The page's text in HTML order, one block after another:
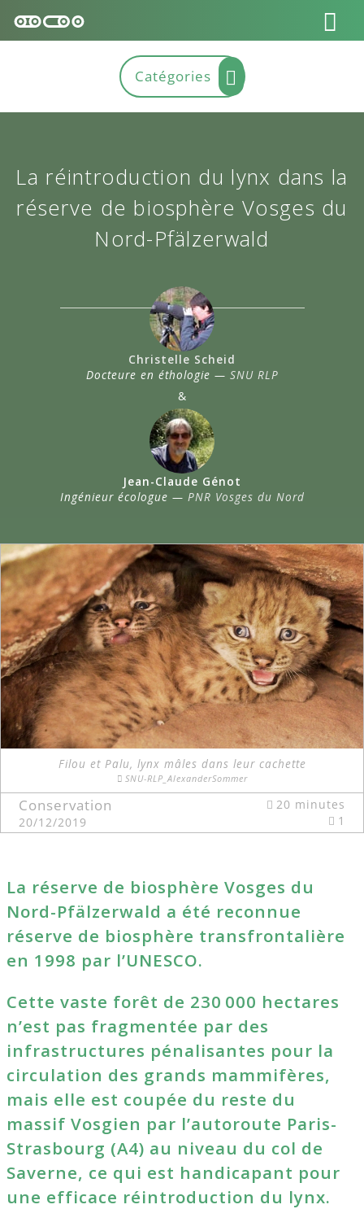
La réintroduction du lynx dans la
réserve de biosphère Vosges du
Nord-Pfälzerwald
Christelle Scheid
Docteure en éthologie — SNU RLP
&
Jean-Claude Génot
Ingénieur écologue — PNR Vosges du Nord
Filou et Palu, lynx mâles dans leur cachette
SNU-RLP_AlexanderSommer
Conservation
20/12/2019
20 minutes
1
La réserve de biosphère Vosges du
Nord-Pfälzerwald a été reconnue
réserve de biosphère transfrontalière
en 1998 par l’UNESCO.
Cette vaste forêt de 230 000 hectares
n’est pas fragmentée par des
infrastructures pénalisantes pour la
circulation des grands mammifères,
mais elle est coupée du reste du
massif Vosgien par l’autoroute Paris-
Strasbourg (A4) au niveau du col de
Saverne, ce qui est handicapant pour
une efficace réintroduction du lynx.